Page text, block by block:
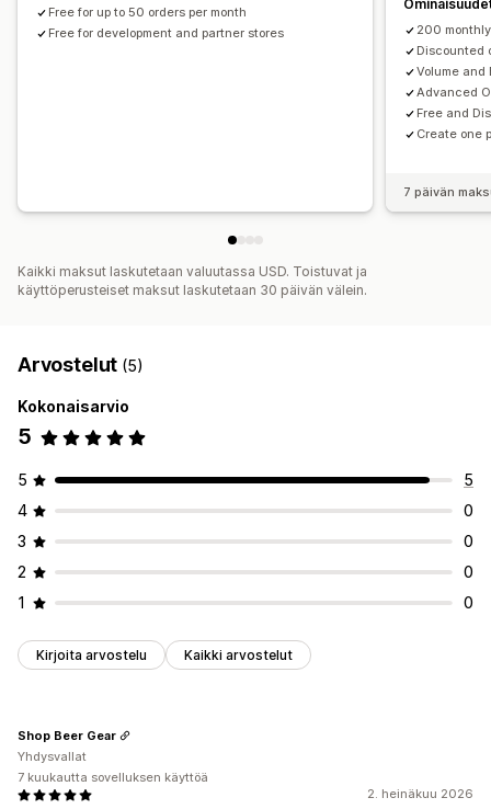
Alennusten hallinnointi
Muokkaustyökalu
Mukautettu koodi
Raportointi
Free for up to 50 orders per month
Free for development and partner stores
200
Discounted
Volume
Advanced
Free and
Create one
7 päivän
Kaikki maksut laskutetaan valuutassa USD. Toistuvat ja
käyttöperusteiset maksut laskutetaan 30 päivän välein.
Arvostelut (5)
Kokonaisarvio
5
5
5
4
0
3
0
2
0
1
0
Kirjoita arvostelu Kaikki arvostelut
2. heinäkuu 2026
Shop Beer Gear
Yhdysvallat
7 kuukautta sovelluksen käyttöä